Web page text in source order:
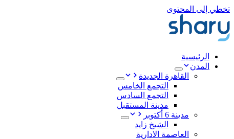
تخطي إلى المحتوى
الرئيسية
المدن
القاهرة الجديدة
التجمع الخامس
التجمع السادس
مدينة المستقبل
مدينة 6 أكتوبر
الشيخ زايد
العاصمة الادارية